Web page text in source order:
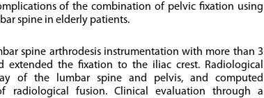
of the combination of pelvic fixation using
spine in elderly patients.
spine arthrodesis instrumentation with more than 3
extended the fixation to the iliac crest. Radiological
of the lumbar spine and pelvis, and computed
radiological fusion. Clinical evaluation through a